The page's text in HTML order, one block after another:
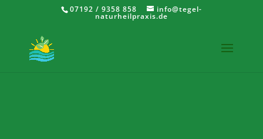
07192 / 9358 858 info@tegel-
naturheilpraxis.de